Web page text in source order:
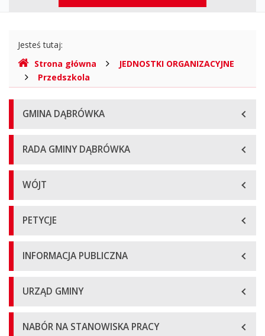
Gdzie
jesteśmy
Jesteś tutaj:
Strona główna
JEDNOSTKI ORGANIZACYJNE
Przedszkola
Menu
główne
GMINA DĄBRÓWKA
RADA GMINY DĄBRÓWKA
WÓJT
PETYCJE
INFORMACJA PUBLICZNA
URZĄD GMINY
NABÓR NA STANOWISKA PRACY